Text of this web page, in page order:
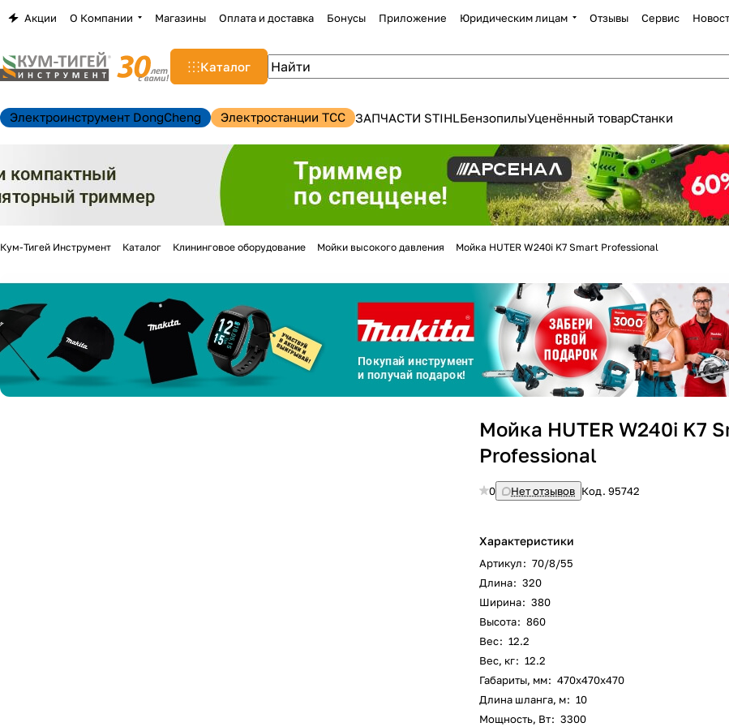
Акции О Компании Магазины Оплата и доставка Бонусы Приложение Юридическим лицам Отзывы Сервис
Каталог
Электроинструмент DongCheng Электростанции TCC ЗАПЧАСТИ STIHLБензопилыУценённый товарСтанки
Кум-Тигей Инструмент Каталог Клининговое оборудование Мойки высокого давления Мойка HUTER W240i K7 Smart Professional
Мойка HUTER W240i K7
Professional
0 Нет отзывов Код.95742
Характеристики
Артикул: 70/8/55
Длина: 320
Ширина: 380
Высота: 860
Вес: 12.2
Вес, кг: 12.2
Габариты, мм: 470х470х470
Длина шланга, м: 10
Мощность, Вт: 3300
Для клиентов всех банков
Разбейтеоплату
на частибез переплат
График платежей
Добавляйте товарыв корзину
Оплачивайте сегодня только
Получайте товар выбранный способом